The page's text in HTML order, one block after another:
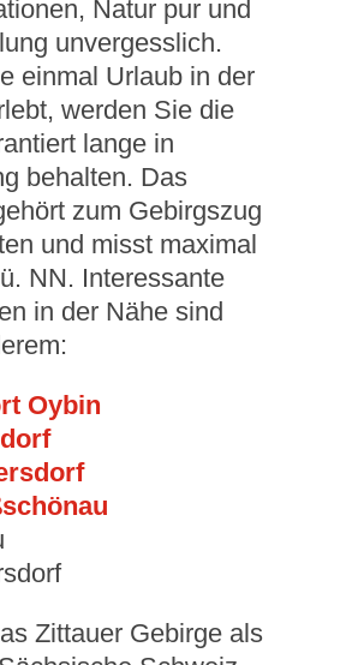
Natur pur und
unvergesslich.
einmal Urlaub in der
werden Sie die
lange in
behalten. Das
zum Gebirgszug
und misst maximal
NN. Interessante
in der Nähe sind
Oybin
Zittauer Gebirge als